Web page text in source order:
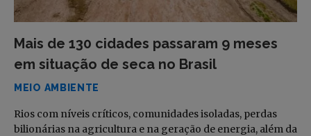
Mais de 130 cidades passaram 9 meses
em situação de seca no Brasil
MEIO AMBIENTE
Rios com níveis críticos, comunidades isoladas, perdas
bilionárias na agricultura e na geração de energia, além da